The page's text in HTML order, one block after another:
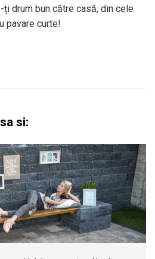
drum bun către casă, din cele
pavare curte!
si: